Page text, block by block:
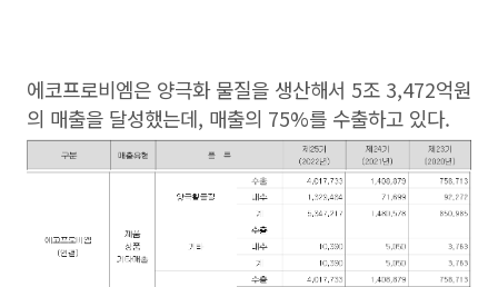
에코프로비엠은 양극화 물질을 생산해서 5조 3,472억원
의 매출을 달성했는데, 매출의 75%를 수출하고 있다.